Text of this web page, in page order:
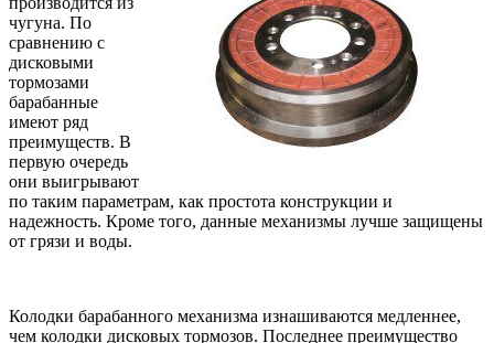
чугуна. По
сравнению с
дисковыми
тормозами
барабанные
имеют ряд
преимуществ. В
первую очередь
они выигрывают
по таким параметрам, как простота конструкции и
надежность. Кроме того, данные механизмы лучше защищены
от грязи и воды.
Колодки барабанного механизма изнашиваются медленнее,
чем колодки дисковых тормозов. Последнее преимущество